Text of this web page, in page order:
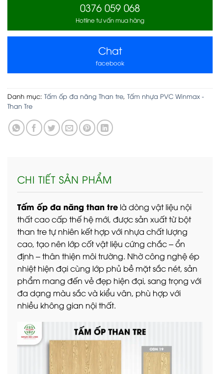
0376 059 068
Hotline tư vấn mua hàng
Chat
facebook
Danh mục: Tấm ốp đa năng Than tre, Tấm nhựa PVC Winmax -
Than Tre
CHI TIẾT SẢN PHẨM
Tấm ốp đa năng than tre là dòng vật liệu nội
thất cao cấp thế hệ mới, được sản xuất từ bột
than tre tự nhiên kết hợp với nhựa chất lượng
cao, tạo nên lớp cốt vật liệu cứng chắc – ổn
định – thân thiện môi trường. Nhờ công nghệ ép
nhiệt hiện đại cùng lớp phủ bề mặt sắc nét, sản
phẩm mang đến vẻ đẹp hiện đại, sang trọng với
đa dạng màu sắc và kiểu vân, phù hợp với
nhiều không gian nội thất.